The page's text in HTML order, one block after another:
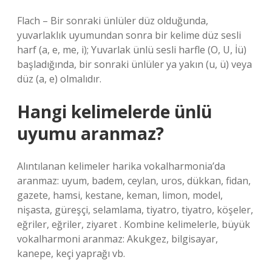
Flach – Bir sonraki ünlüler düz olduğunda,
yuvarlaklık uyumundan sonra bir kelime düz sesli
harf (a, e, me, i); Yuvarlak ünlü sesli harfle (O, U, İü)
başladığında, bir sonraki ünlüler ya yakın (u, ü) veya
düz (a, e) olmalıdır.
Hangi kelimelerde ünlü
uyumu aranmaz?
Alıntılanan kelimeler harika vokalharmonia’da
aranmaz: uyum, badem, ceylan, uros, dükkan, fidan,
gazete, hamsi, kestane, keman, limon, model,
nişasta, güreşçi, selamlama, tiyatro, tiyatro, köşeler,
eğriler, eğriler, ziyaret . Kombine kelimelerle, büyük
vokalharmoni aranmaz: Akukgez, bilgisayar,
kanepe, keçi yaprağı vb.